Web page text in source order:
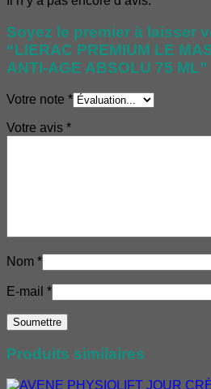
Soyez le premier à laisser
“LIERAC PREMIUM LE
ANTI-AGE ABSOLU 75 ML”
Votre note *
Votre avis *
Nom *
E-mail *
Produits similaires